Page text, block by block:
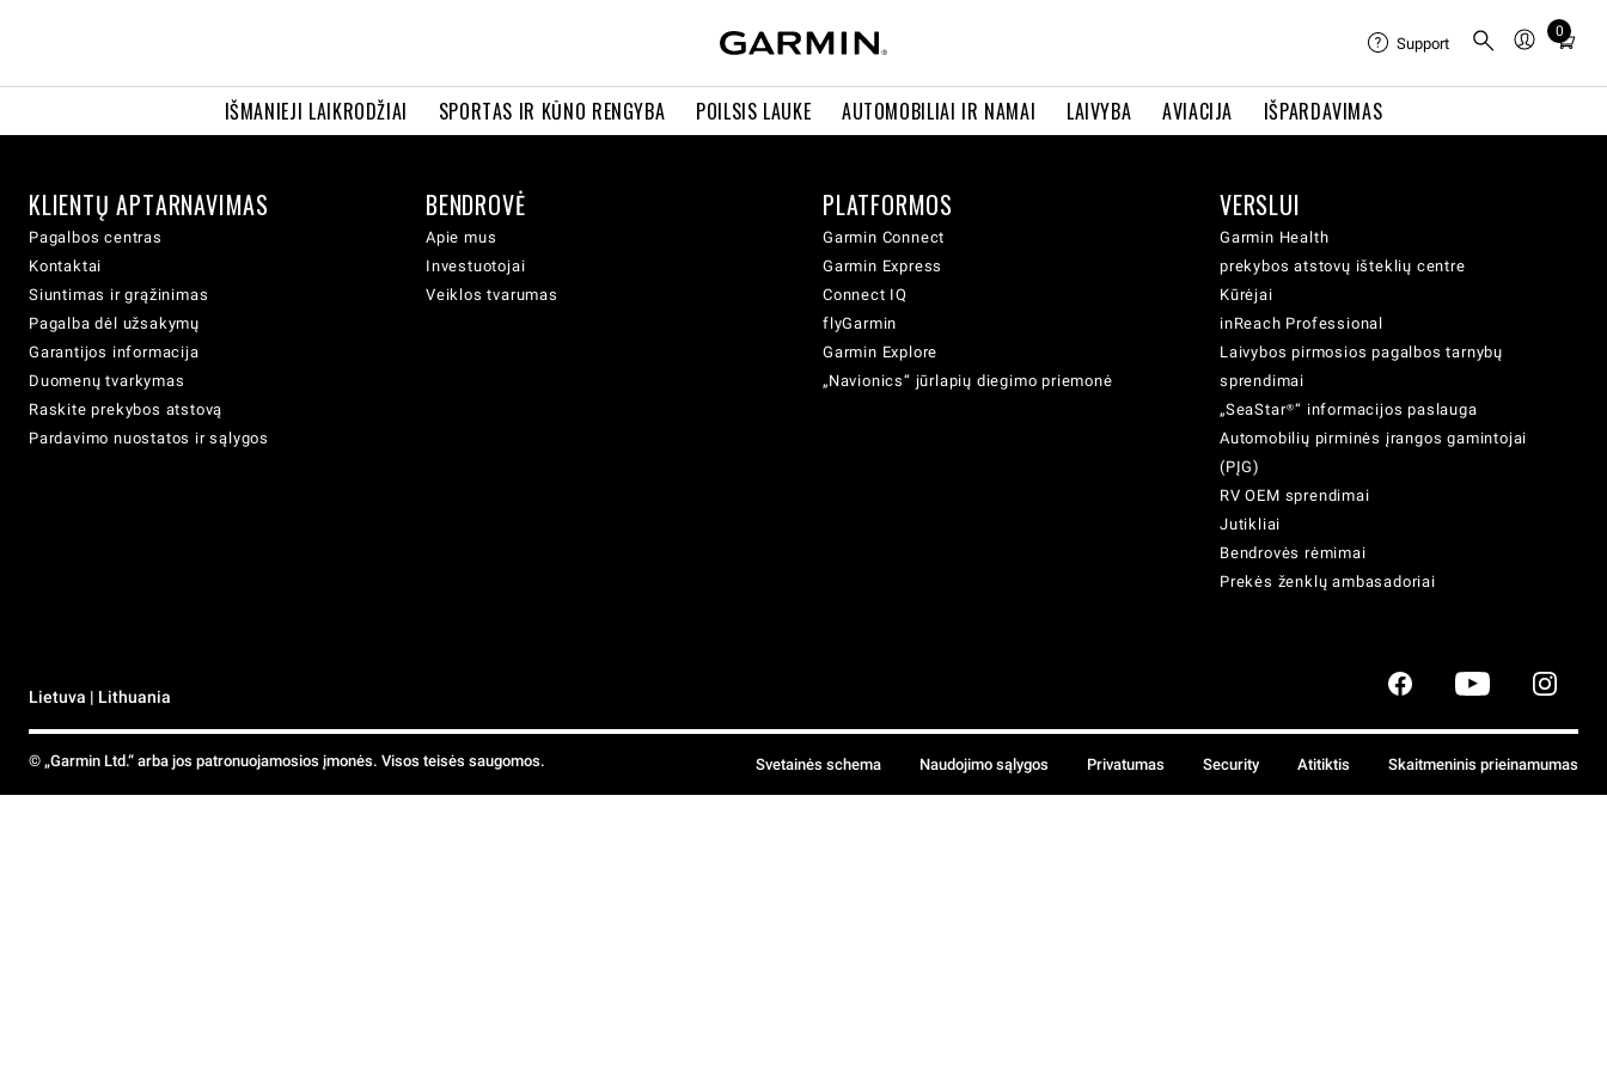
IŠMANIEJI LAIKRODŽIAI SPORTAS IR KŪNO RENGYBA POILSIS LAUKE AUTOMOBILIAI IR NAMAI LAIVYBA AVIACIJA IŠPARDAVIMAS
Support
0
Total
cart:
KLIENTŲ APTARNAVIMAS
Pagalbos centras
Kontaktai
Siuntimas ir grąžinimas
Pagalba dėl užsakymų
Garantijos informacija
Duomenų tvarkymas
Raskite prekybos atstovą
Pardavimo nuostatos ir sąlygos
BENDROVĖ
Apie mus
Investuotojai
Veiklos tvarumas
PLATFORMOS
Garmin Connect
Garmin Express
Connect IQ
flyGarmin
Garmin Explore
„Navionics“ jūrlapių diegimo priemonė
VERSLUI
Garmin Health
prekybos atstovų išteklių centre
Kūrėjai
inReach Professional
Laivybos pirmosios pagalbos tarnybų
sprendimai
„SeaStar®“ informacijos paslauga
Automobilių pirminės įrangos gamintojai
(PĮG)
RV OEM sprendimai
Jutikliai
Bendrovės rėmimai
Prekės ženklų ambasadoriai
Lietuva | Lithuania
© „Garmin Ltd.“ arba jos patronuojamosios įmonės. Visos teisės saugomos. Svetainės schema Naudojimo sąlygos Privatumas Security Atitiktis Skaitmeninis prieinamumas